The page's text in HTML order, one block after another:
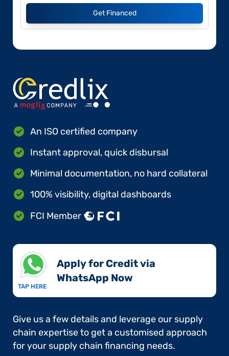
Get Financed
An ISO certified company
Instant approval, quick disbursal
Minimal documentation, no hard collateral
100% visibility, digital dashboards
FCI Member
TAP HERE
Apply for Credit via
WhatsApp Now​
Give us a few details and leverage our supply
chain expertise to get a customised approach
for your supply chain financing needs.